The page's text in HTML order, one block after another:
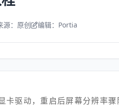
源：原创 编辑：Portia
卡驱动，重启后屏幕分辨率